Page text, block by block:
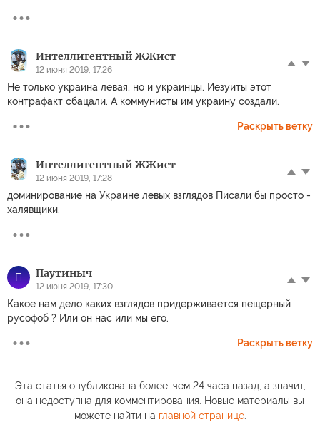
Интеллигентный ЖЖист
12 июня 2019, 17:26
Не только украина левая, но и украинцы. Иезуиты этот
контрафакт сбацали. А коммунисты им украину создали.
Раскрыть ветку
Интеллигентный ЖЖист
12 июня 2019, 17:28
доминирование на Украине левых взглядов Писали бы просто -
халявщики.
П Паутиныч
12 июня 2019, 17:30
Какое нам дело каких взглядов придерживается пещерный
русофоб ? Или он нас или мы его.
Раскрыть ветку
Эта статья опубликована более, чем 24 часа назад, а значит,
она недоступна для комментирования. Новые материалы вы
можете найти на главной странице.